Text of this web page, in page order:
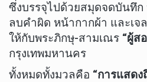
ซึ่งบรรจุไปด้วยสมุดจดบันทึ
ลบคำผิด หน้ากากผ้า และเจ
ให้กับพระภิกษุ-สามเณร “ผู้ส
กรุงเทพมหานคร
ทั้งหมดทั้งมวลคือ “การแสด